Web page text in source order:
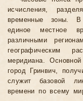
исчисления,
временные зоны. В
единое местное
различными
географическим
меридиана.
город Гринвич,
служит базовой
времени по всему